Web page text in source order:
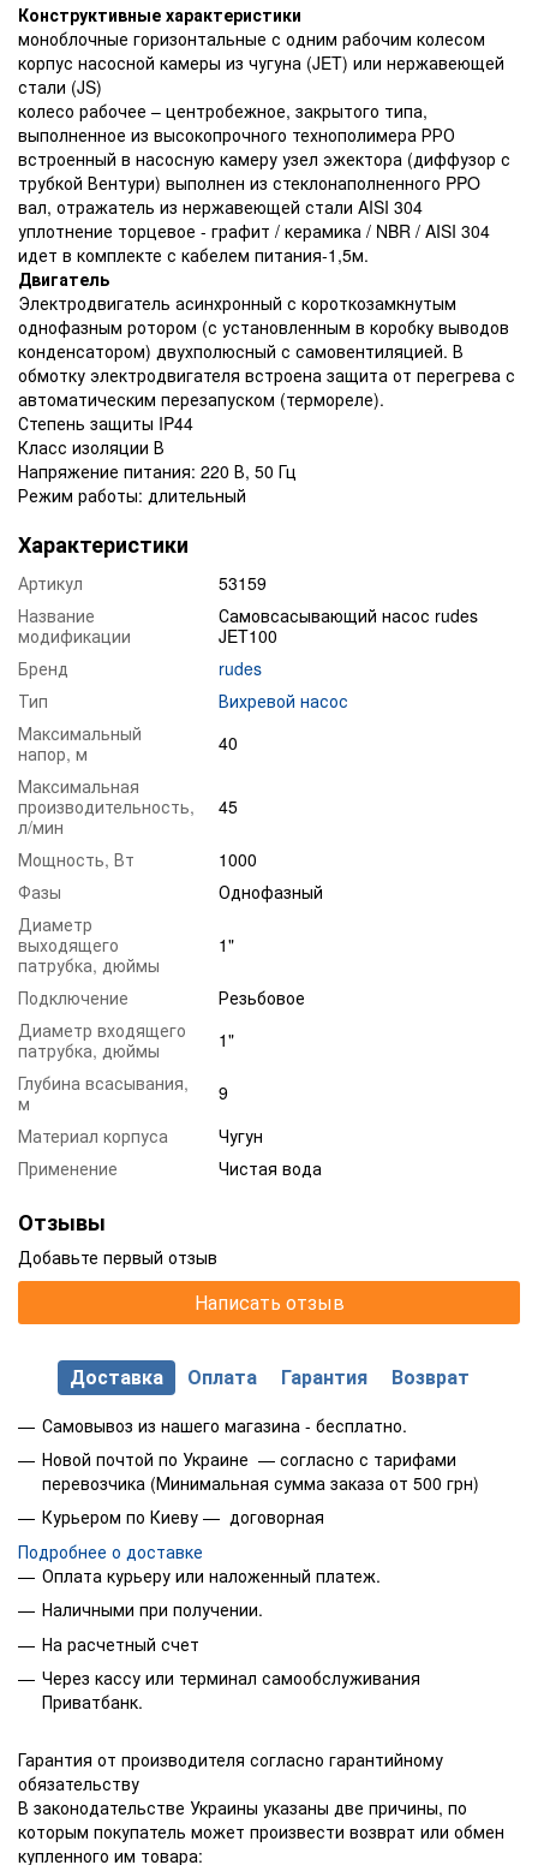
Конструктивные характеристики
моноблочные горизонтальные с одним рабочим колесом
корпус насосной камеры из чугуна (JET) или нержавеющей
стали (JS)
колесо рабочее – центробежное, закрытого типа,
выполненное из высокопрочного технополимера РРО
встроенный в насосную камеру узел эжектора (диффузор с
трубкой Вентури) выполнен из стеклонаполненного PPO
вал, отражатель из нержавеющей стали AISI 304
уплотнение торцевое - графит / керамика / NBR / AISI 304
идет в комплекте с кабелем питания-1,5м.
Двигатель
Электродвигатель асинхронный с короткозамкнутым
однофазным ротором (с установленным в коробку выводов
конденсатором) двухполюсный с самовентиляцией. В
обмотку электродвигателя встроена защита от перегрева с
автоматическим перезапуском (термореле).
Степень защиты IP44
Класс изоляции В
Напряжение питания: 220 В, 50 Гц
Режим работы: длительный
Характеристики
Артикул
53159
Название
модификации
Самовсасывающий насос rudes
JET100
Бренд
rudes
Тип
Вихревой насос
Максимальный
напор, м
40
Максимальная
производительность,
л/мин
45
Мощность, Вт
1000
Фазы
Однофазный
Диаметр
выходящего
патрубка, дюймы
1"
Подключение
Резьбовое
Диаметр входящего
патрубка, дюймы
1"
Глубина всасывания,
м
9
Материал корпуса
Чугун
Применение
Чистая вода
Отзывы
Добавьте первый отзыв
Написать отзыв
Доставка Оплата Гарантия Возврат
Самовывоз из нашего магазина - бесплатно.
Новой почтой по Украине — согласно с тарифами
перевозчика (Минимальная сумма заказа от 500 грн)
Курьером по Киеву — договорная
Подробнее о доставке
Оплата курьеру или наложенный платеж.
Наличными при получении.
На расчетный счет
Через кассу или терминал самообслуживания
Приватбанк.
Гарантия от производителя согласно гарантийному
обязательству
В законодательстве Украины указаны две причины, по
которым покупатель может произвести возврат или обмен
купленного им товара: